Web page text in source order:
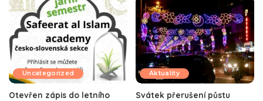
Uncategorized
Otevřen zápis do letního
Aktuality
Svátek přerušení půstu